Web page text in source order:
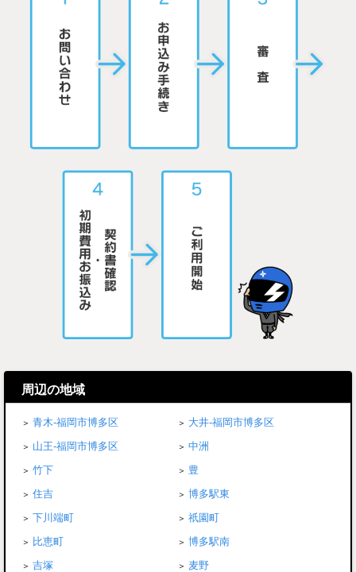
周辺の地域
青木-福岡市博多区
大井-福岡市博多区
山王-福岡市博多区
中洲
竹下
豊
住吉
博多駅東
下川端町
祇園町
比恵町
博多駅南
吉塚
麦野